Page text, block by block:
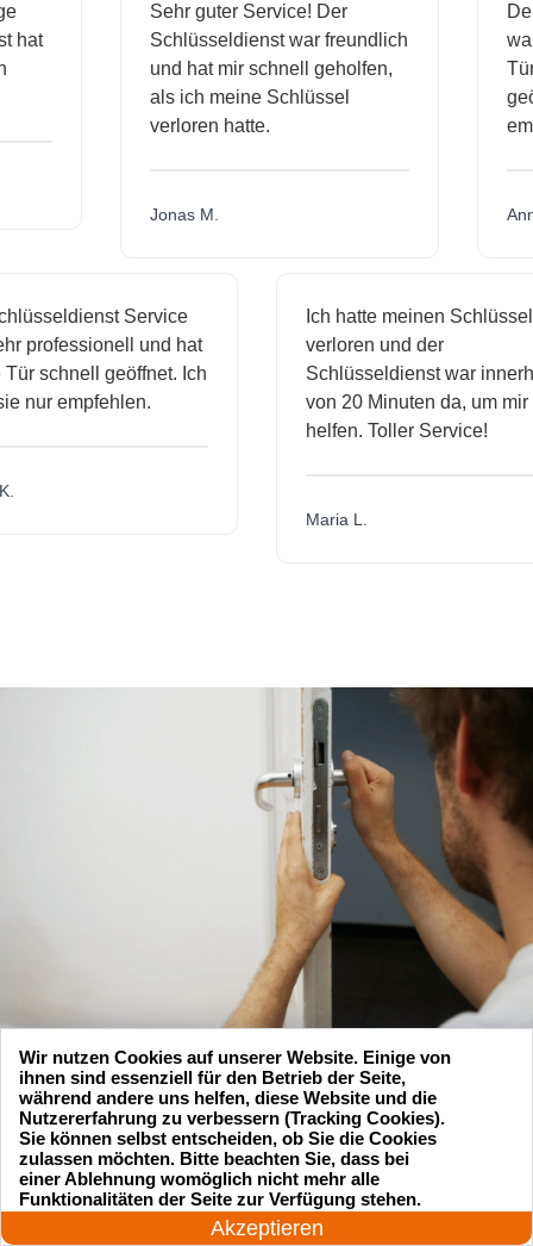
hat
Sehr guter Service! Der
Schlüsseldienst war freundlich
und hat mir schnell geholfen,
als ich meine Schlüssel
verloren hatte.
Jonas M.
Service
und hat
schnell geöffnet. Ich
empfehlen.
Ich hatte meinen Schlüssel
verloren und der
Schlüsseldienst war innerhalb
von 20 Minuten da, um mir zu
helfen. Toller Service!
Maria L.
Suchen Sie einen Schlüsseldienst
zu einem vernünftigen Preis?
24 Stunden am Tag
Akzeptieren
Wir nutzen Cookies auf unserer Website. Einige von
ihnen sind essenziell für den Betrieb der Seite,
während andere uns helfen, diese Website und die
Nutzererfahrung zu verbessern (Tracking Cookies).
Sie können selbst entscheiden, ob Sie die Cookies
zulassen möchten. Bitte beachten Sie, dass bei
einer Ablehnung womöglich nicht mehr alle
Funktionalitäten der Seite zur Verfügung stehen.